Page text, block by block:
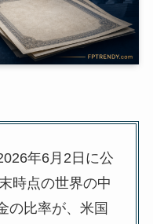
年6月2日に公
時点の世界の中
の比率が、米国